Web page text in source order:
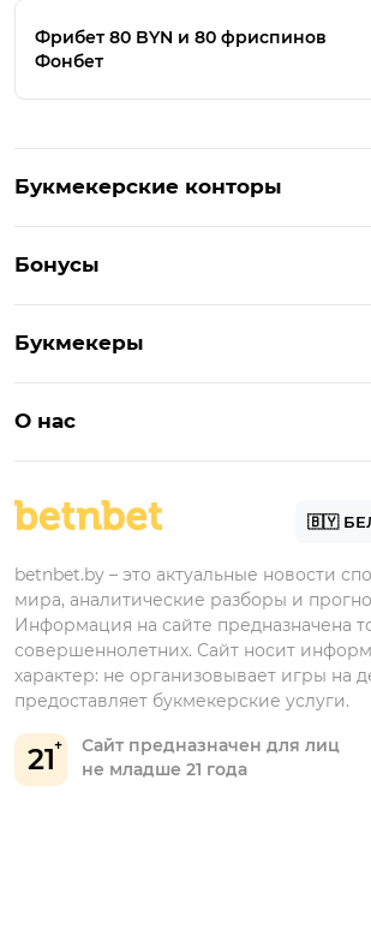
Фрибет 80 BYN и 80 фриспинов
Фонбет
Букмекерские конторы
Букмекеры на Андроид
БК для ставок на киберспорт
Бонусы
Бонус на депозит
Бонусы Бетера
Бонусы Винлайн
Букмекеры
Марафонбет
О нас
21
Сайт предназначен для лиц
не младше 21 года
betnbet.by – это актуальные новости
мира, аналитические разборы и
Информация на сайте предназначена
совершеннолетних. Сайт носит
характер: не организовывает игры на
предоставляет букмекерские услуги.